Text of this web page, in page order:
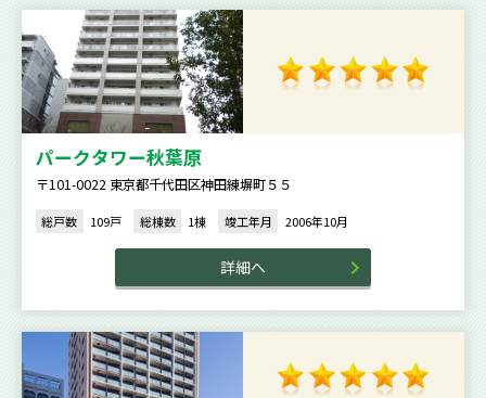
パークタワー秋葉原
〒101-0022 東京都千代田区神田練塀町５５
総戸数 109戸 総棟数 1棟 竣工年月 2006年10月
詳細へ